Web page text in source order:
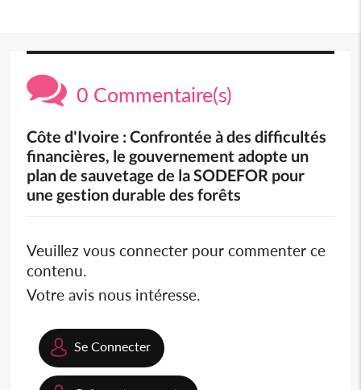
0 Commentaire(s)
Côte d'Ivoire : Confrontée à des difficultés
financières, le gouvernement adopte un
plan de sauvetage de la SODEFOR pour
une gestion durable des forêts
Veuillez vous connecter pour commenter ce
contenu.
Votre avis nous intéresse.
Se Connecter